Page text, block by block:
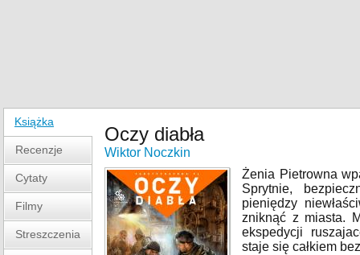
Książka
Recenzje
Cytaty
Filmy
Streszczenia
Oczy diabła
Wiktor Noczkin
Żenia Pietrowna
Sprytnie,
pieniędzy
zniknąć z miasta.
ekspedycji
staje się całkiem